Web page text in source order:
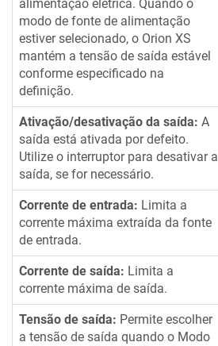
alimentação elétrica. Quando o
modo de fonte de alimentação
estiver selecionado, o Orion XS
mantém a tensão de saída estável
conforme especificado na
definição.
Ativação/desativação da saída: A
saída está ativada por defeito.
Utilize o interruptor para desativar a
saída, se for necessário.
Corrente de entrada: Limita a
corrente máxima extraída da fonte
de entrada.
Corrente de saída: Limita a
corrente máxima de saída.
Tensão de saída: Permite escolher
a tensão de saída quando o Modo